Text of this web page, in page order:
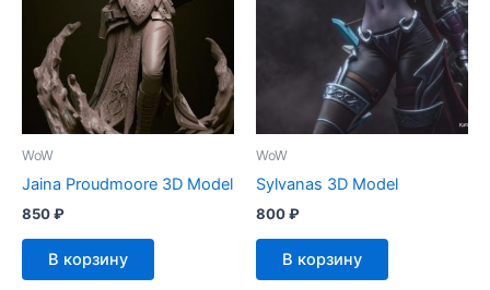
WoW
Jaina Proudmoore 3D Model
850₽
В корзину
WoW
Sylvanas 3D Model
800₽
В корзину